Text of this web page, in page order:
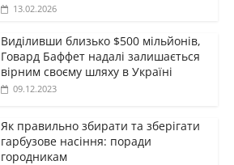
13.02.2026
Виділивши близько $500 мільйонів,
Говард Баффет надалі залишається
вірним своєму шляху в Україні
09.12.2023
Як правильно збирати та зберігати
гарбузове насіння: поради
городникам